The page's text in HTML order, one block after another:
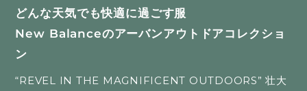
どんな天気でも快適に過ごす服
New Balanceのアーバンアウトドアコレクショ
ン
“REVEL IN THE MAGNIFICENT OUTDOORS” 壮大